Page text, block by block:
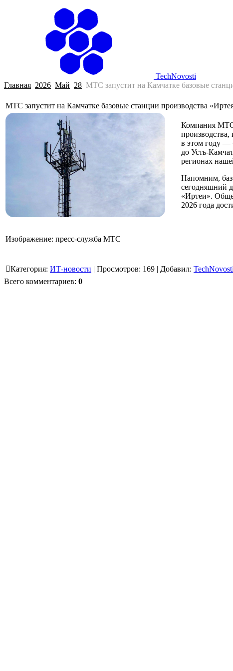
TechNovosti
Главная 2026 Май 28 МТС запустит на Камчатке базовые
МТС запустит на Камчатке базовые станции производства
Компания МТС
производства,
в этом году —
до Усть-
регионах
Напомним,
сегодняшний
«Иртеи».
2026 года
Изображение: пресс-служба МТС
Категория: ИТ-новости | Просмотров: 169 | Добавил:
Всего комментариев: 0